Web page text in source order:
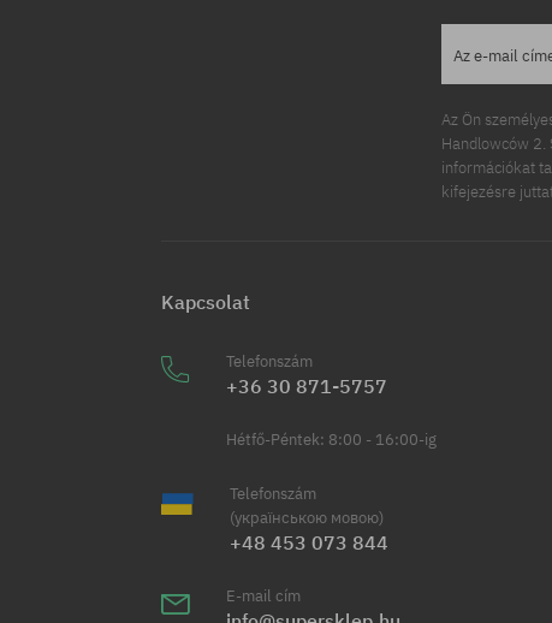
Az e-mail
Az Ön
Handlowców 2.
információkat
kifejezésre
Kapcsolat
Telefonszám
+36 30 871-5757
Hétfő-Péntek: 8:00 - 16:00-ig
Telefonszám
(українською мовою)
+48 453 073 844
E-mail cím